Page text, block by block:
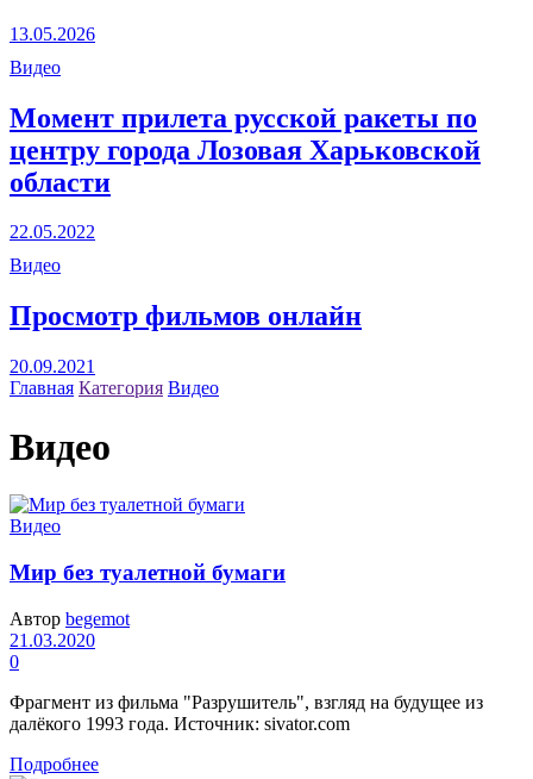
13.05.2026
Видео
Момент прилета русской ракеты по
центру города Лозовая Харьковской
области
22.05.2022
Видео
Просмотр фильмов онлайн
20.09.2021
Главная Категория Видео
Видео
Видео
Мир без туалетной бумаги
Автор begemot
21.03.2020
0
Фрагмент из фильма "Разрушитель", взгляд на будущее из
далёкого 1993 года. Источник: sivator.com
Подробнее